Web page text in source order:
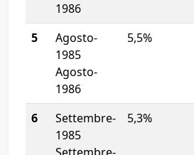
1986
5
Agosto-
1985
Agosto-
1986
5,5%
6
Settembre-
1985
5,3%